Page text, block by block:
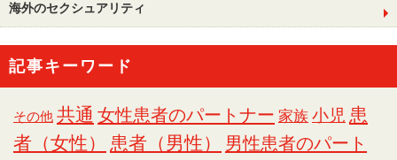
海外のセクシュアリティ
記事キーワード
その他 共通 女性患者のパートナー 家族 小児 患
者（女性）
患者（男性） 男性患者のパート